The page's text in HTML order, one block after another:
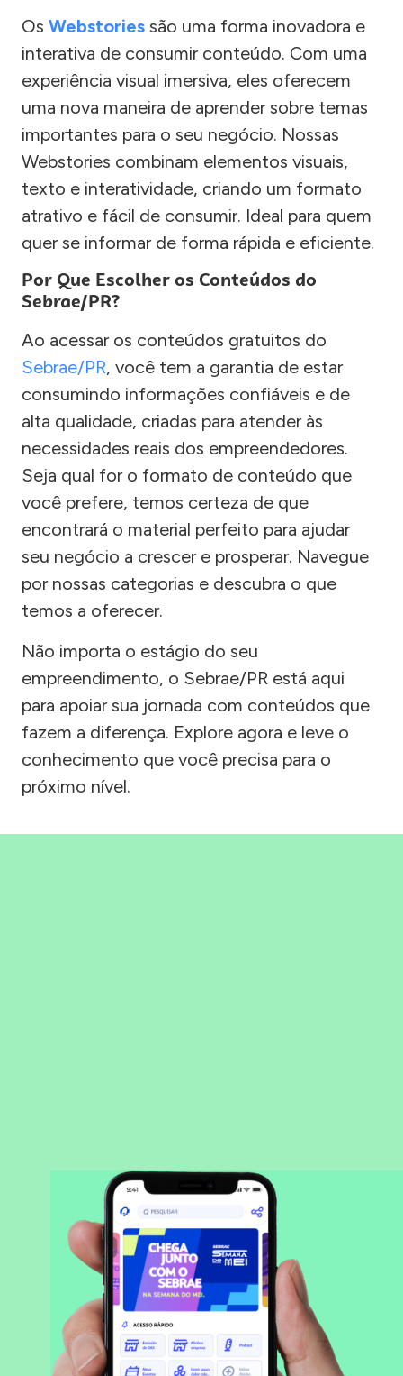
Os Webstories são uma forma inovadora e
interativa de consumir conteúdo. Com uma
experiência visual imersiva, eles oferecem
uma nova maneira de aprender sobre temas
importantes para o seu negócio. Nossas
Webstories combinam elementos visuais,
texto e interatividade, criando um formato
atrativo e fácil de consumir. Ideal para quem
quer se informar de forma rápida e eficiente.
Por Que Escolher os Conteúdos do
Sebrae/PR?
Ao acessar os conteúdos gratuitos do
Sebrae/PR, você tem a garantia de estar
consumindo informações confiáveis e de
alta qualidade, criadas para atender às
necessidades reais dos empreendedores.
Seja qual for o formato de conteúdo que
você prefere, temos certeza de que
encontrará o material perfeito para ajudar
seu negócio a crescer e prosperar. Navegue
por nossas categorias e descubra o que
temos a oferecer.
Não importa o estágio do seu
empreendimento, o Sebrae/PR está aqui
para apoiar sua jornada com conteúdos que
fazem a diferença. Explore agora e leve o
conhecimento que você precisa para o
próximo nível.